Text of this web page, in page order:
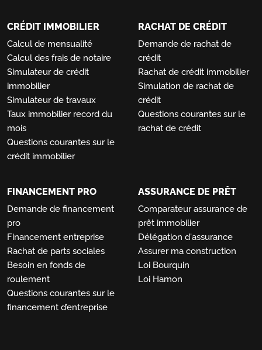
CRÉDIT IMMOBILIER
Calcul de mensualité
Calcul des frais de notaire
Simulateur de crédit
immobilier
Simulateur de travaux
Taux immobilier record du
mois
Questions courantes sur le
crédit immobilier
RACHAT DE CRÉDIT
Demande de rachat de
crédit
Rachat de crédit immobilier
Simulation de rachat de
crédit
Questions courantes sur le
rachat de crédit
FINANCEMENT PRO
Demande de financement
pro
Financement entreprise
Rachat de parts sociales
Besoin en fonds de
roulement
Questions courantes sur le
financement d’entreprise
ASSURANCE DE PRÊT
Comparateur assurance de
prêt immobilier
Délégation d'assurance
Assurer ma construction
Loi Bourquin
Loi Hamon